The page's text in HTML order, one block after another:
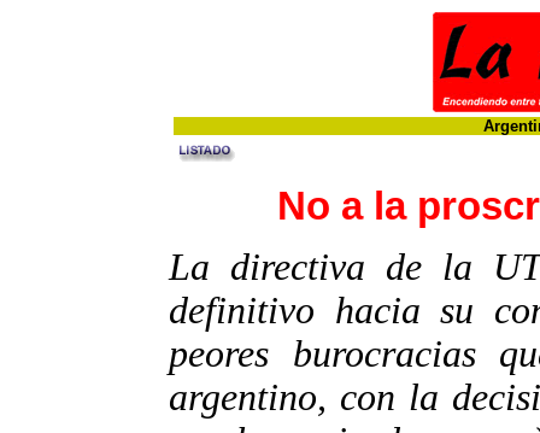
No a la
La directiva de la
definitivo hacia su
peores burocracias
argentino, con la